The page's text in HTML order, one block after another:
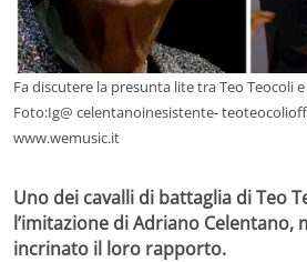
Fa discutere la presunta lite tra Teo Teocoli
Foto:Ig@ celentanoinesistente-
www.wemusic.it
Uno dei cavalli di battaglia di Teo
l’imitazione di Adriano Celentano,
incrinato il loro rapporto.